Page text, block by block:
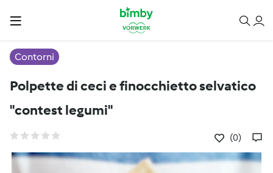
Contorni
Polpette di ceci e finocchietto selvatico
"contest legumi"
(0)